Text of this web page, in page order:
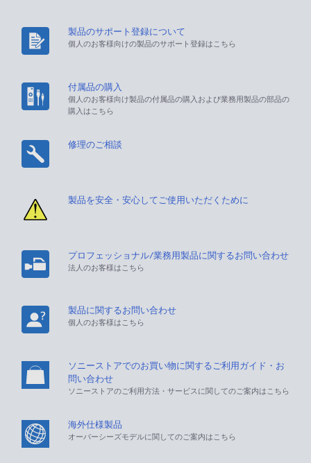
製品のサポート登録について
個人のお客様向けの製品のサポート登録はこちら
付属品の購入
個人のお客様向け製品の付属品の購入および業務用製品の部品の
購入はこちら
修理のご相談
製品を安全・安心してご使用いただくために
プロフェッショナル/業務用製品に関するお問い合わせ
法人のお客様はこちら
製品に関するお問い合わせ
個人のお客様はこちら
ソニーストアでのお買い物に関するご利用ガイド・お
問い合わせ
ソニーストアのご利用方法・サービスに関してのご案内はこちら
海外仕様製品
オーバーシーズモデルに関してのご案内はこちら